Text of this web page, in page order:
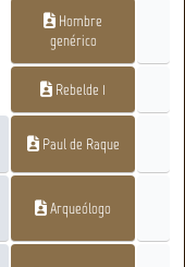
Hombre
genérico
Rebelde 1
Paul de Raque
Arqueólogo